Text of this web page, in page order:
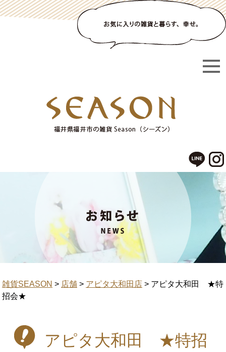
雑貨SEASON > 店舗 > アピタ大和田店 > アピタ大和田 ★特
招会★
アピタ大和田 ★特招